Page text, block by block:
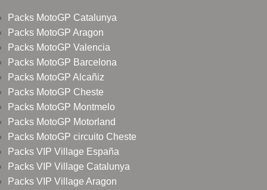
Packs MotoGP Catalunya
Packs MotoGP Aragon
Packs MotoGP Valencia
Packs MotoGP Barcelona
Packs MotoGP Alcañiz
Packs MotoGP Cheste
Packs MotoGP Montmelo
Packs MotoGP Motorland
Packs MotoGP circuito Cheste
Packs VIP Village España
Packs VIP Village Catalunya
Packs VIP Village Aragon